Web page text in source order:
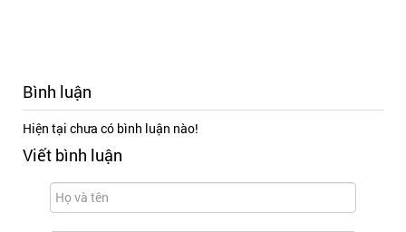
Bình luận
Hiện tại chưa có bình luận nào!
Viết bình luận